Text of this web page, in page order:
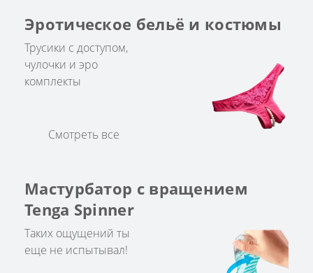
Эротическое бельё и костюмы
Трусики с доступом,
чулочки и эро
комплекты
Смотреть все
Мастурбатор с вращением
Tenga Spinner
Таких ощущений ты
еще не испытывал!